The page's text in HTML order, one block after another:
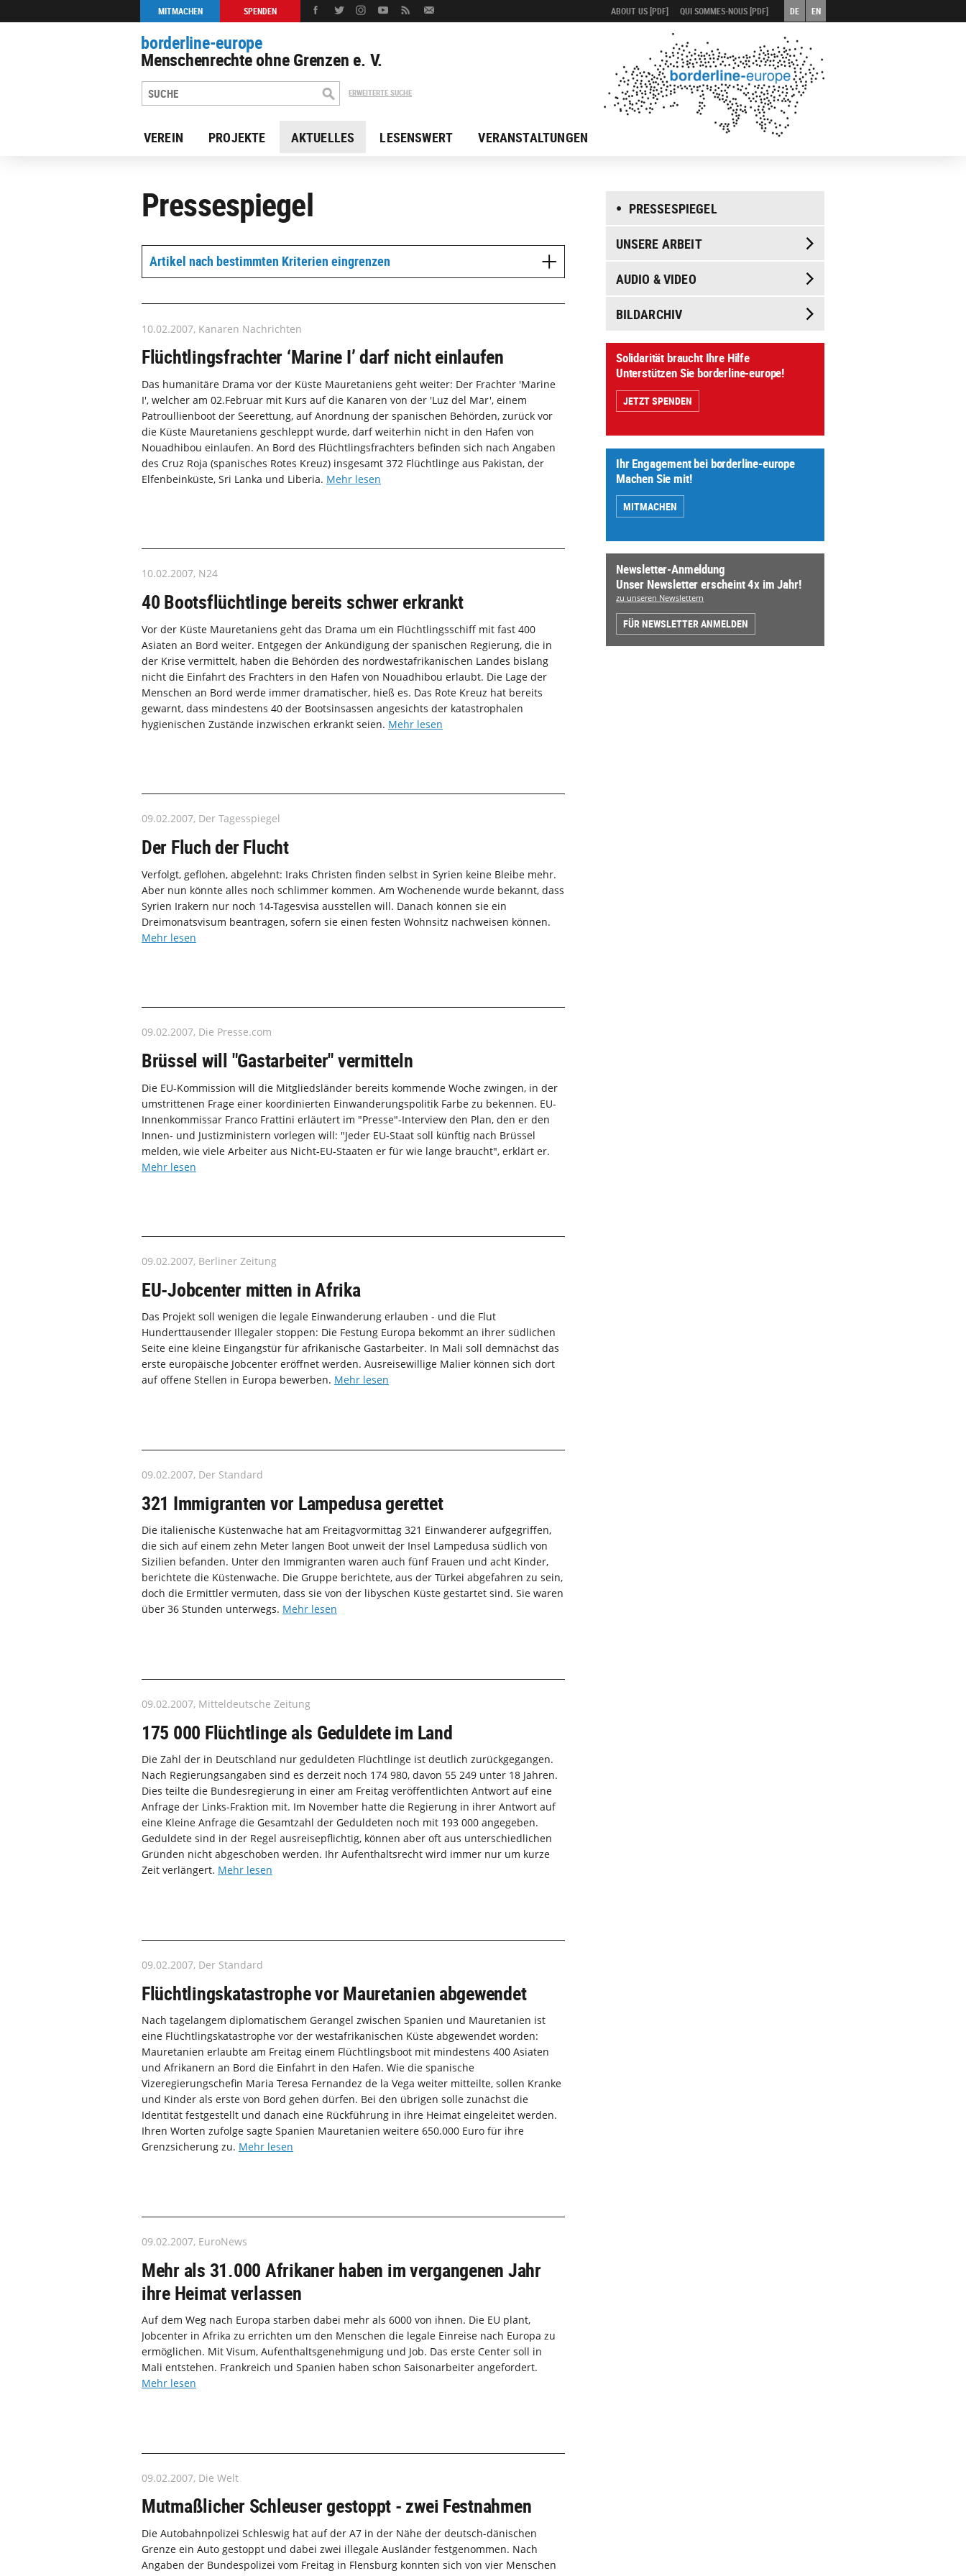
MITMACHEN SPENDEN ABOUT US [PDF] QUI SOMMES-NOUS [PDF] DE EN
borderline-europe
Menschenrechte ohne Grenzen e. V.
ERWEITERTE SUCHE
VEREIN PROJEKTE AKTUELLES LESENSWERT VERANSTALTUNGEN
Pressespiegel
Artikel nach bestimmten Kriterien eingrenzen
10.02.2007, Kanaren Nachrichten
Flüchtlingsfrachter ‘Marine I’ darf nicht einlaufen
Das humanitäre Drama vor der Küste Mauretaniens geht weiter: Der Frachter 'Marine
I', welcher am 02.Februar mit Kurs auf die Kanaren von der 'Luz del Mar', einem
Patroullienboot der Seerettung, auf Anordnung der spanischen Behörden, zurück vor
die Küste Mauretaniens geschleppt wurde, darf weiterhin nicht in den Hafen von
Nouadhibou einlaufen. An Bord des Flüchtlingsfrachters befinden sich nach Angaben
des Cruz Roja (spanisches Rotes Kreuz) insgesamt 372 Flüchtlinge aus Pakistan, der
Elfenbeinküste, Sri Lanka und Liberia. Mehr lesen
10.02.2007, N24
40 Bootsflüchtlinge bereits schwer erkrankt
Vor der Küste Mauretaniens geht das Drama um ein Flüchtlingsschiff mit fast 400
Asiaten an Bord weiter. Entgegen der Ankündigung der spanischen Regierung, die in
der Krise vermittelt, haben die Behörden des nordwestafrikanischen Landes bislang
nicht die Einfahrt des Frachters in den Hafen von Nouadhibou erlaubt. Die Lage der
Menschen an Bord werde immer dramatischer, hieß es. Das Rote Kreuz hat bereits
gewarnt, dass mindestens 40 der Bootsinsassen angesichts der katastrophalen
hygienischen Zustände inzwischen erkrankt seien. Mehr lesen
09.02.2007, Der Tagesspiegel
Der Fluch der Flucht
Verfolgt, geflohen, abgelehnt: Iraks Christen finden selbst in Syrien keine Bleibe mehr.
Aber nun könnte alles noch schlimmer kommen. Am Wochenende wurde bekannt, dass
Syrien Irakern nur noch 14-Tagesvisa ausstellen will. Danach können sie ein
Dreimonatsvisum beantragen, sofern sie einen festen Wohnsitz nachweisen können.
Mehr lesen
09.02.2007, Die Presse.com
Brüssel will "Gastarbeiter" vermitteln
Die EU-Kommission will die Mitgliedsländer bereits kommende Woche zwingen, in der
umstrittenen Frage einer koordinierten Einwanderungspolitik Farbe zu bekennen. EU-
Innenkommissar Franco Frattini erläutert im "Presse"-Interview den Plan, den er den
Innen- und Justizministern vorlegen will: "Jeder EU-Staat soll künftig nach Brüssel
melden, wie viele Arbeiter aus Nicht-EU-Staaten er für wie lange braucht", erklärt er.
Mehr lesen
09.02.2007, Berliner Zeitung
EU-Jobcenter mitten in Afrika
Das Projekt soll wenigen die legale Einwanderung erlauben - und die Flut
Hunderttausender Illegaler stoppen: Die Festung Europa bekommt an ihrer südlichen
Seite eine kleine Eingangstür für afrikanische Gastarbeiter. In Mali soll demnächst das
erste europäische Jobcenter eröffnet werden. Ausreisewillige Malier können sich dort
auf offene Stellen in Europa bewerben. Mehr lesen
09.02.2007, Der Standard
321 Immigranten vor Lampedusa gerettet
Die italienische Küstenwache hat am Freitagvormittag 321 Einwanderer aufgegriffen,
die sich auf einem zehn Meter langen Boot unweit der Insel Lampedusa südlich von
Sizilien befanden. Unter den Immigranten waren auch fünf Frauen und acht Kinder,
berichtete die Küstenwache. Die Gruppe berichtete, aus der Türkei abgefahren zu sein,
doch die Ermittler vermuten, dass sie von der libyschen Küste gestartet sind. Sie waren
über 36 Stunden unterwegs. Mehr lesen
09.02.2007, Mitteldeutsche Zeitung
175 000 Flüchtlinge als Geduldete im Land
Die Zahl der in Deutschland nur geduldeten Flüchtlinge ist deutlich zurückgegangen.
Nach Regierungsangaben sind es derzeit noch 174 980, davon 55 249 unter 18 Jahren.
Dies teilte die Bundesregierung in einer am Freitag veröffentlichten Antwort auf eine
Anfrage der Links-Fraktion mit. Im November hatte die Regierung in ihrer Antwort auf
eine Kleine Anfrage die Gesamtzahl der Geduldeten noch mit 193 000 angegeben.
Geduldete sind in der Regel ausreisepflichtig, können aber oft aus unterschiedlichen
Gründen nicht abgeschoben werden. Ihr Aufenthaltsrecht wird immer nur um kurze
Zeit verlängert. Mehr lesen
09.02.2007, Der Standard
Flüchtlingskatastrophe vor Mauretanien abgewendet
Nach tagelangem diplomatischem Gerangel zwischen Spanien und Mauretanien ist
eine Flüchtlingskatastrophe vor der westafrikanischen Küste abgewendet worden:
Mauretanien erlaubte am Freitag einem Flüchtlingsboot mit mindestens 400 Asiaten
und Afrikanern an Bord die Einfahrt in den Hafen. Wie die spanische
Vizeregierungschefin Maria Teresa Fernandez de la Vega weiter mitteilte, sollen Kranke
und Kinder als erste von Bord gehen dürfen. Bei den übrigen solle zunächst die
Identität festgestellt und danach eine Rückführung in ihre Heimat eingeleitet werden.
Ihren Worten zufolge sagte Spanien Mauretanien weitere 650.000 Euro für ihre
Grenzsicherung zu. Mehr lesen
09.02.2007, EuroNews
Mehr als 31.000 Afrikaner haben im vergangenen Jahr
ihre Heimat verlassen
Auf dem Weg nach Europa starben dabei mehr als 6000 von ihnen. Die EU plant,
Jobcenter in Afrika zu errichten um den Menschen die legale Einreise nach Europa zu
ermöglichen. Mit Visum, Aufenthaltsgenehmigung und Job. Das erste Center soll in
Mali entstehen. Frankreich und Spanien haben schon Saisonarbeiter angefordert.
Mehr lesen
09.02.2007, Die Welt
Mutmaßlicher Schleuser gestoppt - zwei Festnahmen
Die Autobahnpolizei Schleswig hat auf der A7 in der Nähe der deutsch-dänischen
Grenze ein Auto gestoppt und dabei zwei illegale Ausländer festgenommen. Nach
Angaben der Bundespolizei vom Freitag in Flensburg konnten sich von vier Menschen
PRESSESPIEGEL
UNSERE ARBEIT
AUDIO & VIDEO
BILDARCHIV
Solidarität braucht Ihre Hilfe
Unterstützen Sie borderline-europe!
JETZT SPENDEN
Ihr Engagement bei borderline-europe
Machen Sie mit!
MITMACHEN
Newsletter-Anmeldung
Unser Newsletter erscheint 4x im Jahr!
zu unseren Newslettern
FÜR NEWSLETTER ANMELDEN